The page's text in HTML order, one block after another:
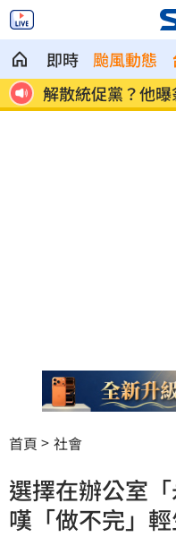
即時 颱風動態
解散統促黨？他
場
首頁 社會
選擇在辦公室
嘆「做不完」